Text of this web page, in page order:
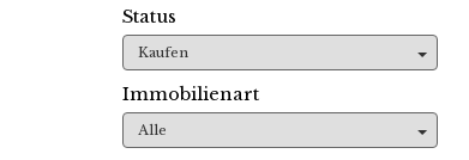
Status
Kaufen
Immobilienart
Alle